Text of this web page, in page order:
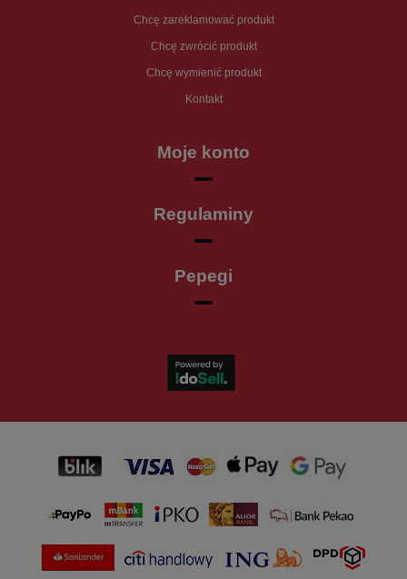
Chcę zareklamować produkt
Chcę zwrócić produkt
Chcę wymienić produkt
Kontakt
Moje konto
Regulaminy
Pepegi